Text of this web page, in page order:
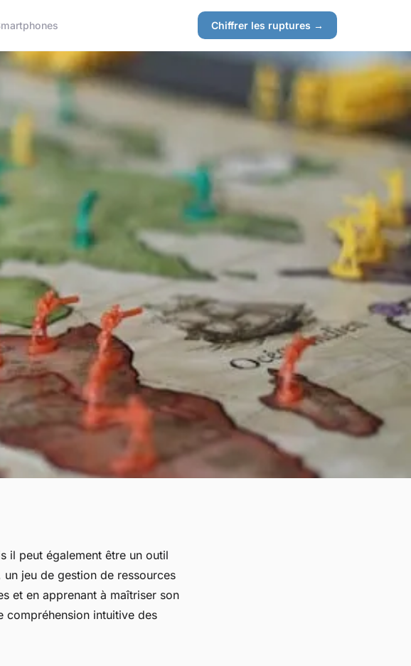
Chiffrer les ruptures →
il peut également être un outil
un jeu de gestion de ressources
et en apprenant à maîtriser son
compréhension intuitive des